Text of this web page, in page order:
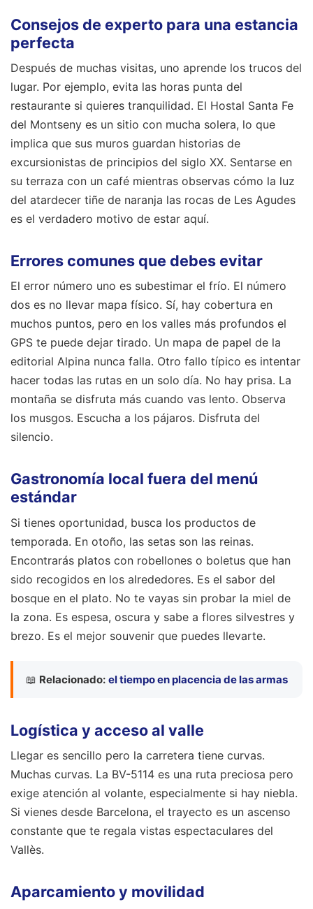
Consejos de experto para una estancia
perfecta
Después de muchas visitas, uno aprende los trucos del
lugar. Por ejemplo, evita las horas punta del
restaurante si quieres tranquilidad. El Hostal Santa Fe
del Montseny es un sitio con mucha solera, lo que
implica que sus muros guardan historias de
excursionistas de principios del siglo XX. Sentarse en
su terraza con un café mientras observas cómo la luz
del atardecer tiñe de naranja las rocas de Les Agudes
es el verdadero motivo de estar aquí.
Errores comunes que debes evitar
El error número uno es subestimar el frío. El número
dos es no llevar mapa físico. Sí, hay cobertura en
muchos puntos, pero en los valles más profundos el
GPS te puede dejar tirado. Un mapa de papel de la
editorial Alpina nunca falla. Otro fallo típico es intentar
hacer todas las rutas en un solo día. No hay prisa. La
montaña se disfruta más cuando vas lento. Observa
los musgos. Escucha a los pájaros. Disfruta del
silencio.
Gastronomía local fuera del menú
estándar
Si tienes oportunidad, busca los productos de
temporada. En otoño, las setas son las reinas.
Encontrarás platos con robellones o boletus que han
sido recogidos en los alrededores. Es el sabor del
bosque en el plato. No te vayas sin probar la miel de
la zona. Es espesa, oscura y sabe a flores silvestres y
brezo. Es el mejor souvenir que puedes llevarte.
📖 Relacionado: el tiempo en placencia de las armas
Logística y acceso al valle
Llegar es sencillo pero la carretera tiene curvas.
Muchas curvas. La BV-5114 es una ruta preciosa pero
exige atención al volante, especialmente si hay niebla.
Si vienes desde Barcelona, el trayecto es un ascenso
constante que te regala vistas espectaculares del
Vallès.
Aparcamiento y movilidad